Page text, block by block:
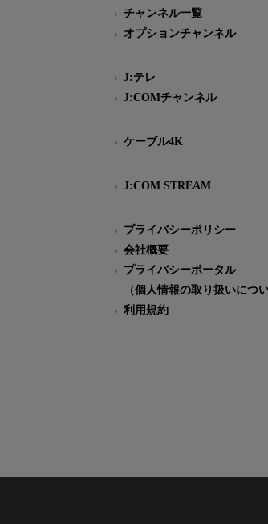
チャンネル一覧
オプションチャンネル
J:テレ
J:COMチャンネル
ケーブル4K
J:COM STREAM
プライバシーポリシー
会社概要
プライバシーポータル
（個人情報の取り扱いについ
利用規約